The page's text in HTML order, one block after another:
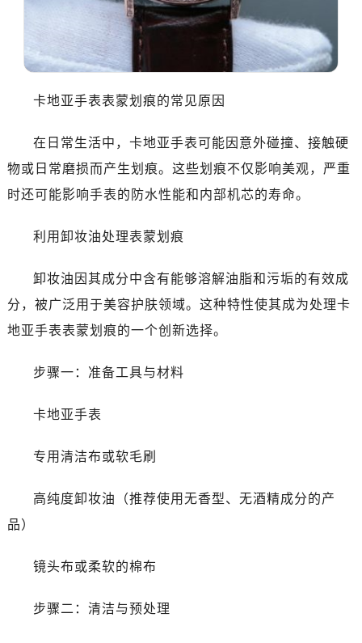
卡地亚手表表蒙划痕的常见原因
在日常生活中，卡地亚手表可能因意外碰撞、接触硬
物或日常磨损而产生划痕。这些划痕不仅影响美观，严重
时还可能影响手表的防水性能和内部机芯的寿命。
利用卸妆油处理表蒙划痕
卸妆油因其成分中含有能够溶解油脂和污垢的有效成
分，被广泛用于美容护肤领域。这种特性使其成为处理卡
地亚手表表蒙划痕的一个创新选择。
步骤一：准备工具与材料
卡地亚手表
专用清洁布或软毛刷
高纯度卸妆油（推荐使用无香型、无酒精成分的产
品）
镜头布或柔软的棉布
步骤二：清洁与预处理